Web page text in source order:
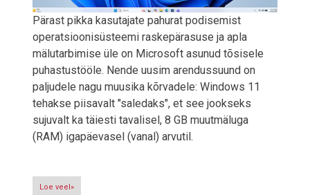
Pärast pikka kasutajate pahurat podisemist
operatsioonisüsteemi raskepärasuse ja apla
mälutarbimise üle on Microsoft asunud tõsisele
puhastustööle. Nende uusim arendussuund on
paljudele nagu muusika kõrvadele: Windows 11
tehakse piisavalt "saledaks", et see jookseks
sujuvalt ka täiesti tavalisel, 8 GB muutmäluga
(RAM) igapäevasel (vanal) arvutil.
Loe veel»